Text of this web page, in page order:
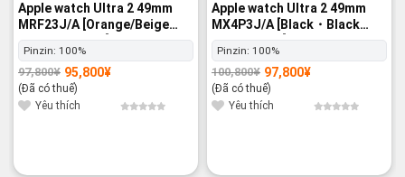
Apple watch Ultra 2 49mm
MRF23J/A [Orange/Beige
Trail Loop M/L] GPS+Cellular
- Nguyên hộp
Pinzin: 100%
97,800¥
Giá
gốc
là:
97,800¥.
95,800¥
Giá
hiện
tại
là:
95,800¥.
(Đã có thuế)
Yêu thích
Apple watch Ultra 2 49mm
MX4P3J/A [Black・Black
Ocean Band] GPS+Cellular -
Nguyên hộp
Pinzin: 100%
100,800¥
Giá
gốc
là:
100,800¥.
97,800¥
Giá
hiện
tại
là:
97,800¥.
(Đã có thuế)
Yêu thích